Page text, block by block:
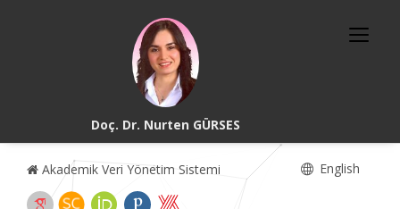
Doç. Dr. Nurten GÜRSES
Akademik Veri Yönetim Sistemi English